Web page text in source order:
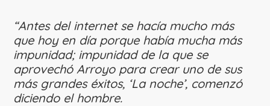
“Antes del internet se hacía mucho más
que hoy en día porque había mucha más
impunidad; impunidad de la que se
aprovechó Arroyo para crear uno de sus
más grandes éxitos, ‘La noche’, comenzó
diciendo el hombre.